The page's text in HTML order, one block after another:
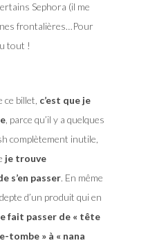
Sephora (il me
frontalières…Pour
tout !
billet, c’est que je
, parce qu’il y a quelques
complètement inutile,
je trouve
s’en passer. En même
d’un produit qui en
fait passer de « tête
tombe » à « nana